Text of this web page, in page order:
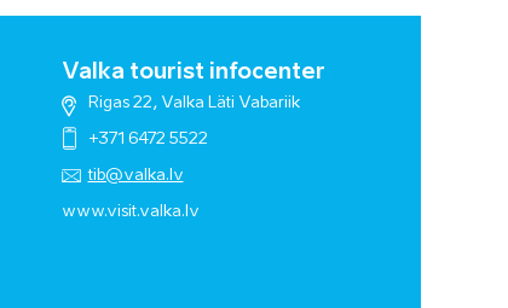
Valka tourist infocenter
Rigas 22, Valka Läti Vabariik
+371 6472 5522
tib@valka.lv
www.visit.valka.lv